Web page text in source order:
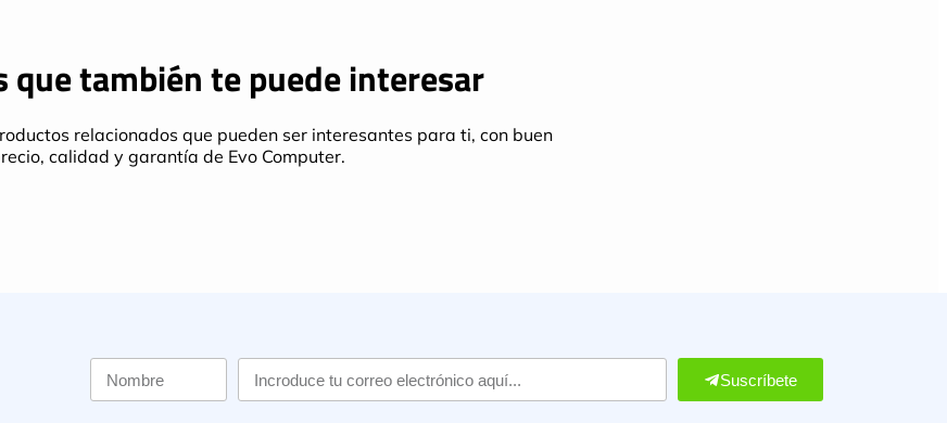
que también te puede interesar
relacionados que pueden ser interesantes para ti, con buen
calidad y garantía de Evo Computer.
Suscríbete